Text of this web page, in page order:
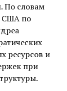
По словам
США по
ресурсов и
при